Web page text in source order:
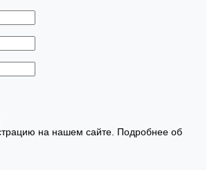
на нашем сайте. Подробнее об